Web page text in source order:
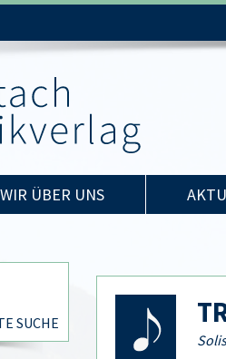
WIR ÜBER UNS
SUCHE